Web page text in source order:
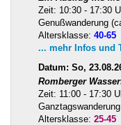
Zeit: 10:30 - 17:30
Genußwanderung
Altersklasse: 40-65
... mehr Infos und
Datum: So,
Romberger
Zeit: 11:00 - 17:30
Altersklasse: 25-45